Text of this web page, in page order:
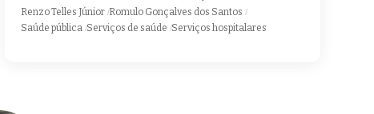
Renzo Telles Júnior Romulo Gonçalves dos Santos
Saúde pública Serviços de saúde Serviços hospitalares